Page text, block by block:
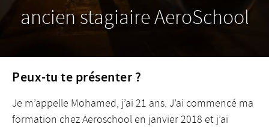
ancien stagiaire AeroSchool
Peux-tu te présenter ?
Je m’appelle Mohamed, j’ai 21 ans. J’ai commencé ma
formation chez Aeroschool en janvier 2018 et j’ai